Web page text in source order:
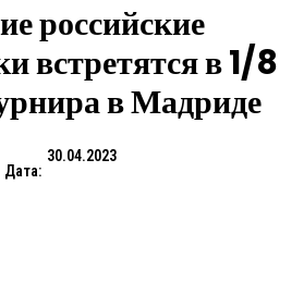
российские
встретятся в 1/8
в Мадриде
Дата:
30.04.2023